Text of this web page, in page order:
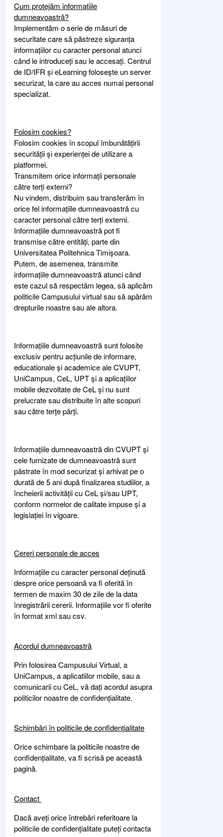
Cum protejăm informațiile
dumneavoastră?
Implementăm o serie de măsuri de
securitate care să păstreze siguranța
informațiilor cu caracter personal atunci
când le introduceți sau le accesați. Centrul
de ID/IFR și eLearning folosește un server
securizat, la care au acces numai personal
specializat.
Folosim cookies?
Folosim cookies în scopul îmbunătățirii
securității și experienței de utilizare a
platformei.
Transmitem orice informații personale
către terți externi?
Nu vindem, distribuim sau transferăm în
orice fel informațiile dumneavoastră cu
caracter personal către terți externi.
Informațiile dumneavoastră pot fi
transmise către entități, parte din
Universitatea Politehnica Timișoara.
Putem, de asemenea, transmite
informațiile dumneavoastră atunci când
este cazul să respectăm legea, să aplicăm
politicile Campusului virtual sau să apărăm
drepturile noastre sau ale altora.
Informațiile dumneavoastră sunt folosite
exclusiv pentru acțiunile de informare,
educationale și academice ale CVUPT,
UniCampus, CeL, UPT și a aplicațiilor
mobile dezvoltate de CeL și nu sunt
prelucrate sau distribuite în alte scopuri
sau către terțe părți.
Informațiile dumneavoastră din CVUPT și
cele furnizate de dumneavoastră sunt
păstrate în mod securizat și arhivat pe o
durată de 5 ani după finalizarea studiilor, a
încheierii activității cu CeL și/sau UPT,
conform normelor de calitate impuse și a
legislației în vigoare.
Cereri personale de acces
Informațiile cu caracter personal deținută
despre orice persoană va fi oferită în
termen de maxim 30 de zile de la data
înregistrării cererii. Informațiile vor fi oferite
în format xml sau csv.
Acordul dumneavoastră
Prin folosirea Campusului Virtual, a
UniCampus, a aplicatiilor mobile, sau a
comunicarii cu CeL, vă dați acordul asupra
politicilor noastre de confidențialitate.
Schimbări în politicile de confidențialitate
Orice schimbare la politicile noastre de
confidențialitate, va fi scrisă pe această
pagină.
Contact
Dacă aveți orice întrebări referitoare la
politicile de confidențialitate puteți contacta